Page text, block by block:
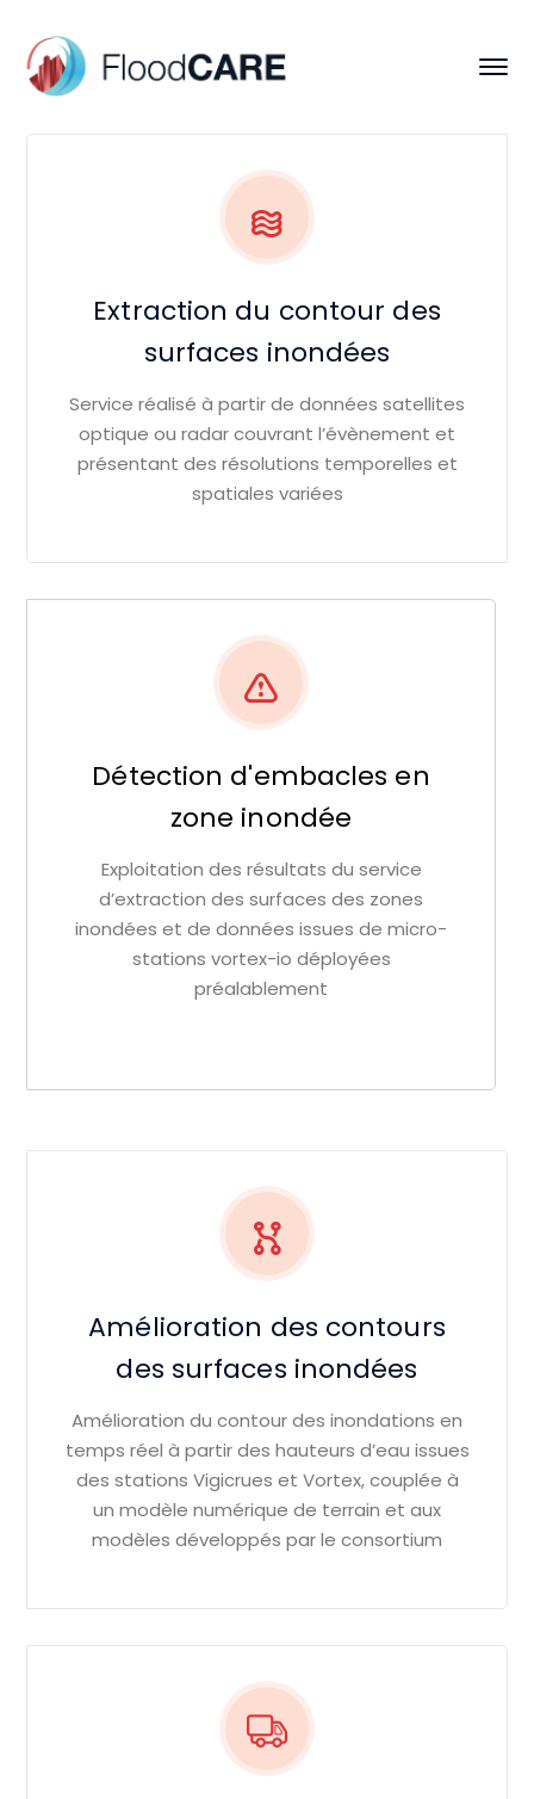
Extraction du contour des
surfaces inondées
Service réalisé à partir de données satellites
optique ou radar couvrant l’évènement et
présentant des résolutions temporelles et
spatiales variées
Détection d'embacles en
zone inondée
Exploitation des résultats du service
d’extraction des surfaces des zones
inondées et de données issues de micro-
stations vortex-io déployées
préalablement
Amélioration des contours
des surfaces inondées
Amélioration du contour des inondations en
temps réel à partir des hauteurs d’eau issues
des stations Vigicrues et Vortex, couplée à
un modèle numérique de terrain et aux
modèles développés par le consortium